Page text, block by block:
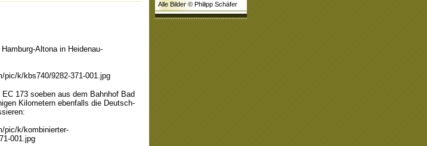
Altona in Heidenau-
173 soeben aus dem Bahnhof Bad
Kilometern ebenfalls die Deutsch-
Alle Bilder © Philipp Schäfer